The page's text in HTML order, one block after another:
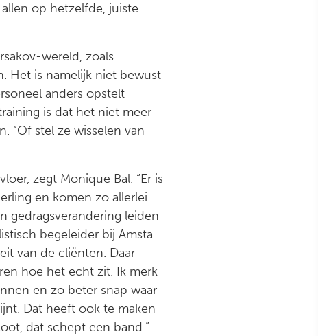
op hetzelfde, juiste
wereld, zoals
Het is namelijk niet bewust
anders opstelt
is dat het niet meer
“Of stel ze wisselen van
zegt Monique Bal. “Er is
en komen zo allerlei
gedragsverandering leiden
begeleider bij Amsta.
van de cliënten. Daar
hoe het echt zit. Ik merk
en zo beter snap waar
Dat heeft ook te maken
dat schept een band.”